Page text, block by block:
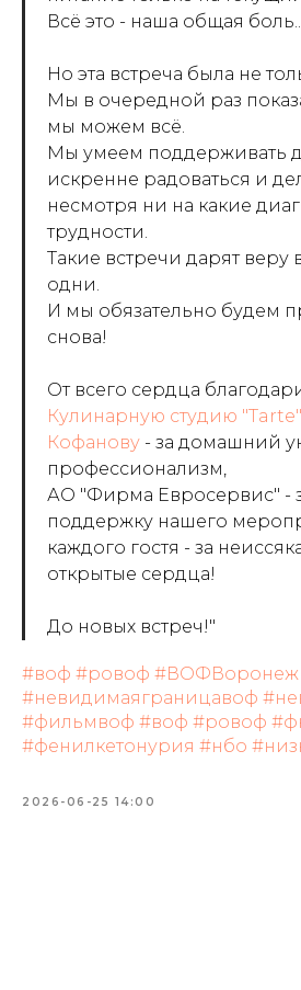
Всё это - наша общая
Но эта встреча была не
Мы в очередной раз
мы можем всё.
Мы умеем поддерживать
искренне радоваться и
несмотря ни на какие
трудности.
Такие встречи дарят веру
одни.
И мы обязательно будем
снова!
От всего сердца
Кулинарную студию "Tarte"
Кофанову - за домашний
профессионализм,
АО "Фирма Евросервис" -
поддержку нашего
каждого гостя - за
открытые сердца!
До новых встреч!"
#воф #ровоф #ВОФВоронеж
#невидимаяграницавоф
#фильмвоф #воф #ровоф
#фенилкетонурия #нбо
2026-06-25 14:00